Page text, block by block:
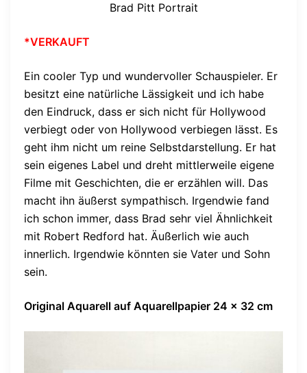
Brad Pitt Portrait
*VERKAUFT
Ein cooler Typ und wundervoller Schauspieler. Er
besitzt eine natürliche Lässigkeit und ich habe
den Eindruck, dass er sich nicht für Hollywood
verbiegt oder von Hollywood verbiegen lässt. Es
geht ihm nicht um reine Selbstdarstellung. Er hat
sein eigenes Label und dreht mittlerweile eigene
Filme mit Geschichten, die er erzählen will. Das
macht ihn äußerst sympathisch. Irgendwie fand
ich schon immer, dass Brad sehr viel Ähnlichkeit
mit Robert Redford hat. Äußerlich wie auch
innerlich. Irgendwie könnten sie Vater und Sohn
sein.
Original Aquarell auf Aquarellpapier 24 x 32 cm